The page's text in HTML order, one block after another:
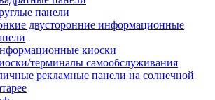
панели
двусторонние информационные
киоски
терминалы самообслуживания
рекламные панели на солнечной